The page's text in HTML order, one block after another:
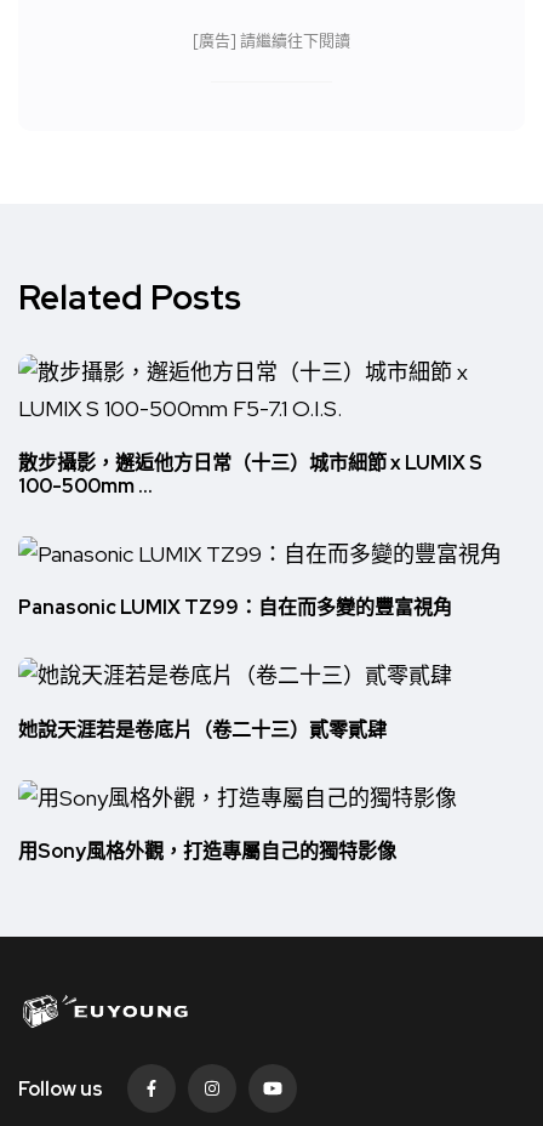
[廣告] 請繼續往下閱讀
Related Posts
散步攝影，邂逅他方日常（十三）城市細節 x LUMIX S
100-500mm ...
Panasonic LUMIX TZ99：自在而多變的豐富視角
她說天涯若是卷底片（卷二十三）貳零貳肆
用Sony風格外觀，打造專屬自己的獨特影像
Follow us